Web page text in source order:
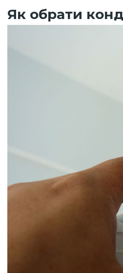
Як обрати